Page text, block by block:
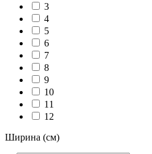
3
4
5
6
7
8
9
10
11
12
Ширина (см)